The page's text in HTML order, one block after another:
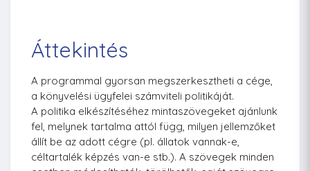
Áttekintés
A programmal gyorsan megszerkesztheti a cége,
a könyvelési ügyfelei számviteli politikáját.
A politika elkészítéséhez mintaszövegeket ajánlunk
fel, melynek tartalma attól függ, milyen jellemzőket
állít be az adott cégre (pl. állatok vannak-e,
céltartalék képzés van-e stb.). A szövegek minden